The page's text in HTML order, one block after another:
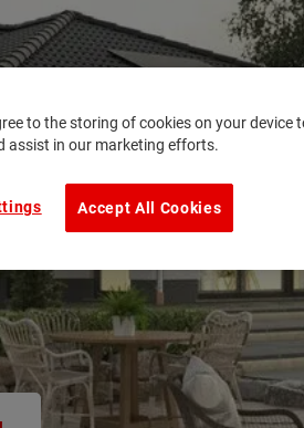
to the storing of cookies on your device
assist in our marketing efforts.
Accept All Cookies